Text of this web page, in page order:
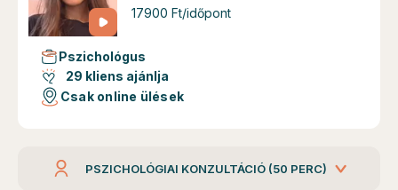
17900 Ft/időpont
Pszichológus
29 kliens ajánlja
Csak online ülések
PSZICHOLÓGIAI KONZULTÁCIÓ (50 PERC)